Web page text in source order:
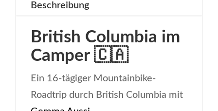
Beschreibung
British Columbia im
Camper 🇨🇦
Ein 16-tägiger Mountainbike-
Roadtrip durch British Columbia mit